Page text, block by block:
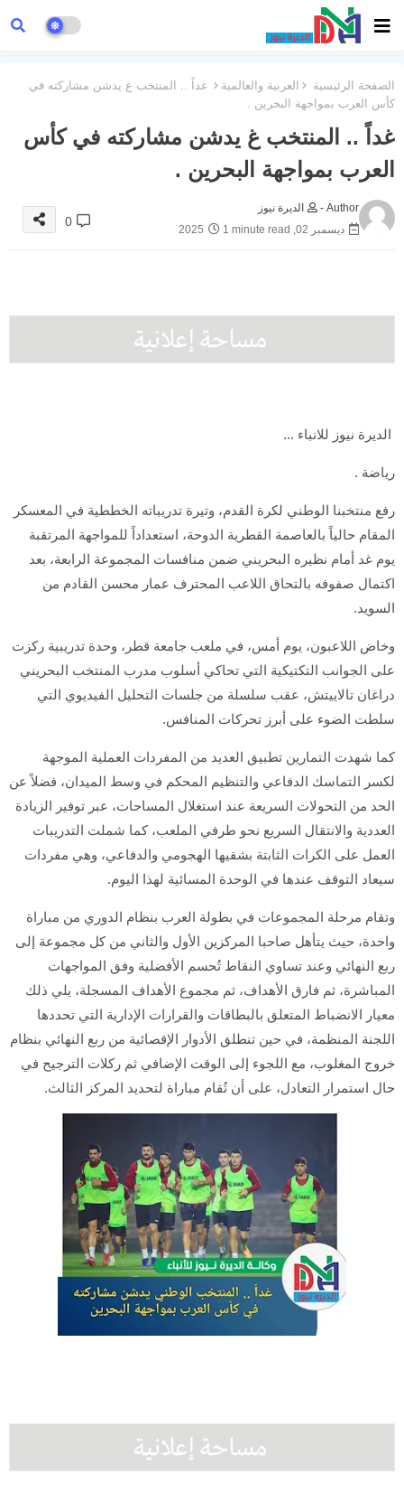
الصفحة الرئيسية العربية والعالمية
غداً .. المنتخب غ يدشن مشاركته في
كأس العرب بمواجهة البحرين .
غداً .. المنتخب غ يدشن مشاركته في كأس
العرب بمواجهة البحرين .
Author -
الديرة نيوز
ديسمبر 02, 2025
1 minute read
0
الديرة نيوز للانباء ...
رياضة .
رفع منتخبنا الوطني لكرة القدم، وتيرة تدريباته الخططية في المعسكر
المقام حالياً بالعاصمة القطرية الدوحة، استعداداً للمواجهة المرتقبة
يوم غد أمام نظيره البحريني ضمن منافسات المجموعة الرابعة، بعد
اكتمال صفوفه بالتحاق اللاعب المحترف عمار محسن القادم من
السويد.
وخاض اللاعبون، يوم أمس، في ملعب جامعة قطر، وحدة تدريبية ركزت
على الجوانب التكتيكية التي تحاكي أسلوب مدرب المنتخب البحريني
دراغان تالاييتش، عقب سلسلة من جلسات التحليل الفيديوي التي
سلطت الضوء على أبرز تحركات المنافس.
كما شهدت التمارين تطبيق العديد من المفردات العملية الموجهة
لكسر التماسك الدفاعي والتنظيم المحكم في وسط الميدان، فضلاً عن
الحد من التحولات السريعة عند استغلال المساحات، عبر توفير الزيادة
العددية والانتقال السريع نحو طرفي الملعب، كما شملت التدريبات
العمل على الكرات الثابتة بشقيها الهجومي والدفاعي، وهي مفردات
سيعاد التوقف عندها في الوحدة المسائية لهذا اليوم.
وتقام مرحلة المجموعات في بطولة العرب بنظام الدوري من مباراة
واحدة، حيث يتأهل صاحبا المركزين الأول والثاني من كل مجموعة إلى
ربع النهائي وعند تساوي النقاط تُحسم الأفضلية وفق المواجهات
المباشرة، ثم فارق الأهداف، ثم مجموع الأهداف المسجلة، يلي ذلك
معيار الانضباط المتعلق بالبطاقات والقرارات الإدارية التي تحددها
اللجنة المنظمة، في حين تنطلق الأدوار الإقصائية من ربع النهائي بنظام
خروج المغلوب، مع اللجوء إلى الوقت الإضافي ثم ركلات الترجيح في
حال استمرار التعادل، على أن تُقام مباراة لتحديد المركز الثالث.